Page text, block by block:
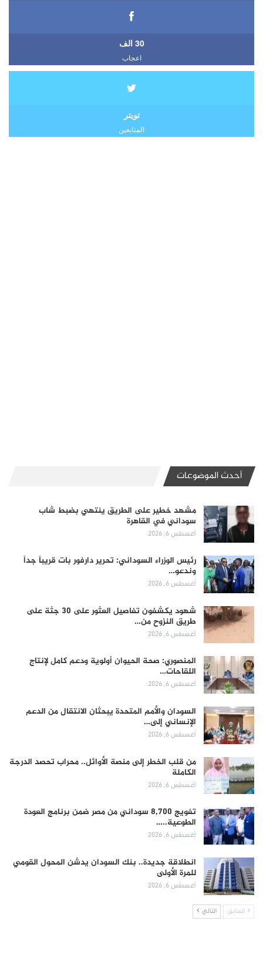
30 الف
اعجاب
تويتر
المتابعين
أحدث الموضوعات
مشهد خطير على الطريق ينتهي بضبط شاب
سوداني في القاهرة
أغسطس 6, 2026
رئيس الوزراء السوداني: تحرير دارفور بات قريباً جداً
وندعو…
أغسطس 6, 2026
شهود يكشفون تفاصيل العثور على 30 جثة على
طريق النزوح من…
أغسطس 6, 2026
المنصوري: صحة الحيوان أولوية ودعم كامل لإنتاج
اللقاحات…
أغسطس 6, 2026
السودان والأمم المتحدة يبحثان الانتقال من الدعم
الإنساني إلى…
أغسطس 6, 2026
من قلب الخطر إلى منصة الأوائل.. محراب تحصد الدرجة
الكاملة
أغسطس 6, 2026
تفويج 8,700 سوداني من مصر ضمن برنامج العودة
الطوعية..…
أغسطس 6, 2026
انطلاقة جديدة.. بنك السودان يدشن المحول القومي
للمرة الأولى
أغسطس 6, 2026
السابق التالي